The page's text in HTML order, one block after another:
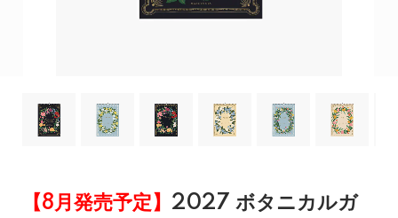
【8月発売予定】 2027 ボタニカルガ